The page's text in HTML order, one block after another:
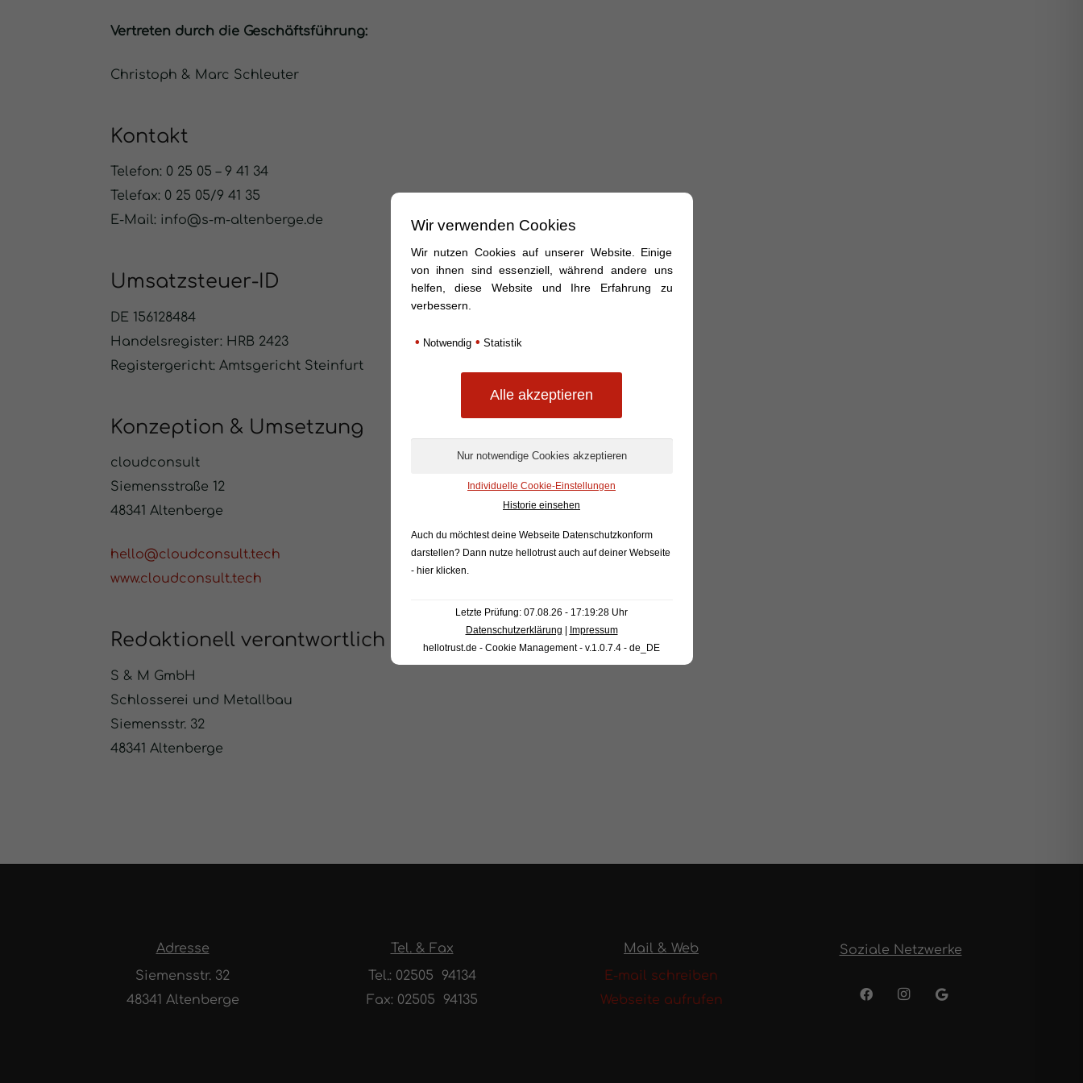
Vertreten durch die Geschäftsführung:
Christoph & Marc Schleuter
Kontakt
Telefon: 0 25 05 – 9 41 34
Telefax: 0 25 05/9 41 35
E-Mail: info@s-m-altenberge.de
Umsatzsteuer-ID
DE 156128484
Handelsregister: HRB 2423
Registergericht: Amtsgericht Steinfurt
Konzeption & Umsetzung
cloudconsult
Siemensstraße 12
48341 Altenberge
hello@cloudconsult.tech
www.cloudconsult.tech
Redaktionell verantwortlich
S & M GmbH
Schlosserei und Metallbau
Siemensstr. 32
48341 Altenberge
Adresse
Siemensstr. 32
48341 Altenberge
Tel. & Fax
Tel.: 02505 94134
Fax: 02505 94135
Mail & Web
E-mail schreiben
Webseite aufrufen
Soziale Netzwerke
Wir verwenden Cookies
Wir nutzen Cookies auf unserer Website. Einige
von ihnen sind essenziell, während andere uns
helfen, diese Website und Ihre Erfahrung zu
verbessern.
• Notwendig • Statistik
Individuelle Cookie-Einstellungen
Historie einsehen
Auch du möchtest deine Webseite Datenschutzkonform
darstellen? Dann nutze hellotrust auch auf deiner Webseite
- hier klicken.
Letzte Prüfung: 07.08.26 - 17:19:28 Uhr
Datenschutzerklärung
Impressum
hellotrust.de - Cookie Management - v.1.0.7.4 - de_DE